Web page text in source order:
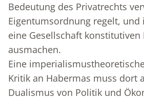
Bedeutung des Privatrechts
Eigentumsordnung regelt,
eine Gesellschaft konstitutiven
ausmachen.
Eine
Kritik an Habermas muss dort
Dualismus von Politik und